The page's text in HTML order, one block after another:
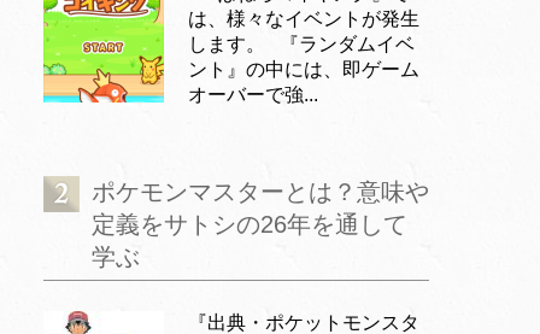
は、様々なイベントが発生
します。 『ランダムイベ
ント』の中には、即ゲーム
オーバーで強...
ポケモンマスターとは？意味や
定義をサトシの26年を通して
学ぶ
『出典・ポケットモンスタ